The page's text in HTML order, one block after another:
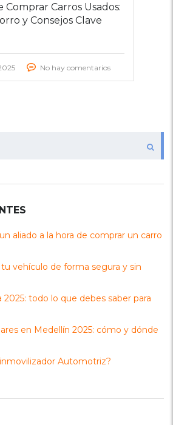
Comprar Carros Usados:
y Consejos Clave
No hay comentarios
aliado a la hora de comprar un carro
tu vehículo de forma segura y sin
2025: todo lo que debes saber para
en Medellín 2025: cómo y dónde
Automotriz?